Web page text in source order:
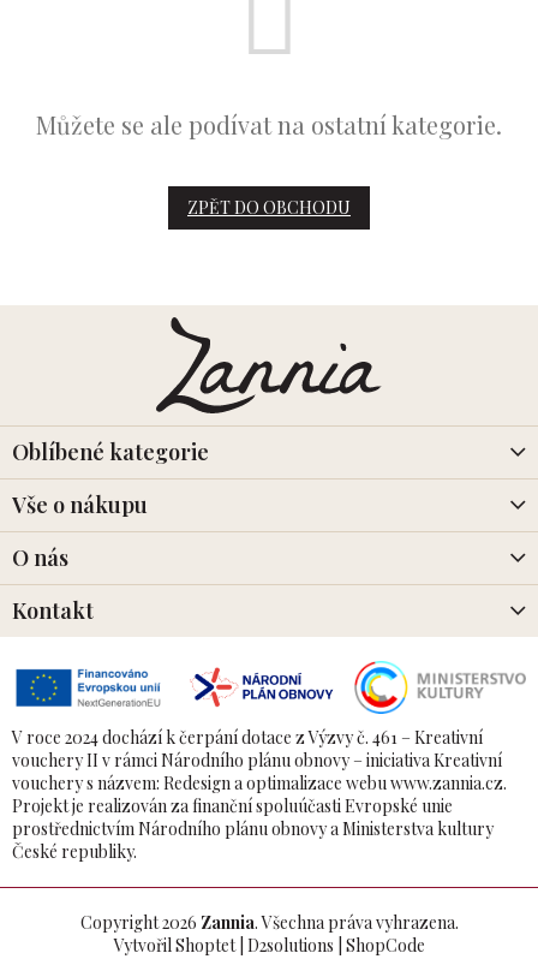
Můžete se ale podívat na ostatní kategorie.
ZPĚT DO OBCHODU
t
Oblíbené kategorie
Vše o nákupu
O nás
Kontakt
V roce 2024 dochází k čerpání dotace z Výzvy č. 461 – Kreativní
vouchery II v rámci Národního plánu obnovy – iniciativa Kreativní
vouchery s názvem: Redesign a optimalizace webu www.zannia.cz.
Projekt je realizován za finanční spoluúčasti Evropské unie
prostřednictvím Národního plánu obnovy a Ministerstva kultury
České republiky.
Vytvořil Shoptet| D2solutions ShopCode
Copyright 2026 Zannia. Všechna práva vyhrazena.